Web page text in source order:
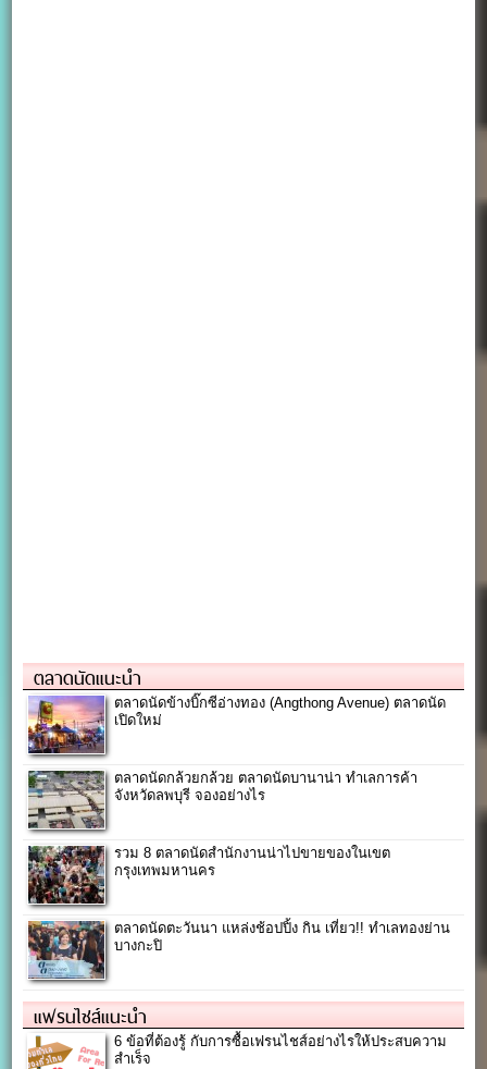
ตลาดนัดแนะนำ
ตลาดนัดข้างบิ๊กซี‎อ่างทอง‬ (Angthong Avenue) ตลาดนัด
เปิดใหม่
ตลาดนัดกล้วยกล้วย ตลาดนัดบานาน่า ทำเลการค้า
จังหวัดลพบุรี จองอย่างไร
รวม 8 ตลาดนัดสำนักงานน่าไปขายของในเขต
กรุงเทพมหานคร
ตลาดนัดตะวันนา แหล่งช้อปปิ้ง กิน เที่ยว!! ทำเลทองย่าน
บางกะปิ
แฟรนไชส์แนะนำ
6 ข้อที่ต้องรู้ กับการซื้อเฟรนไชส์อย่างไรให้ประสบความ
สำเร็จ